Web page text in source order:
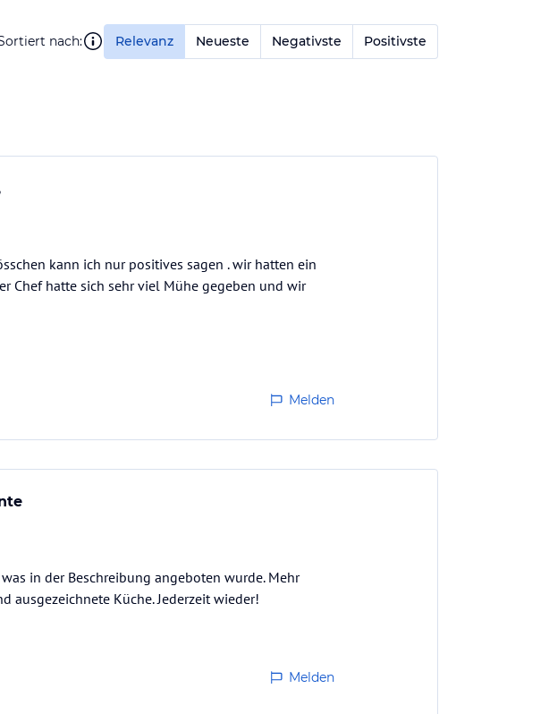
nach: Relevanz Neueste Negativste Positivste
kann ich nur positives sagen . wir hatten ein
Chef hatte sich sehr viel Mühe gegeben und wir
Melden
in der Beschreibung angeboten wurde. Mehr
ausgezeichnete Küche. Jederzeit wieder!
Melden